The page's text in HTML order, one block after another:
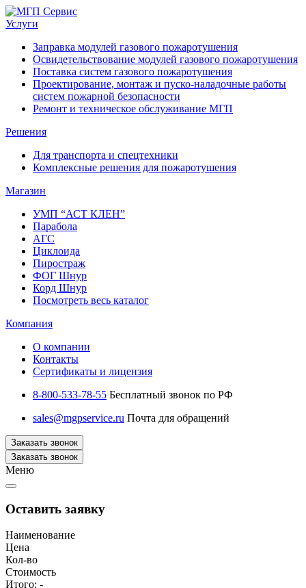
Услуги
Заправка модулей газового пожаротушения
Освидетельствование модулей газового пожаротушения
Поставка систем газового пожаротушения
Проектирование, монтаж и пуско-наладочные работы
систем пожарной безопасности
Ремонт и техническое обслуживание МГП
Решения
Для транспорта и спецтехники
Комплексные решения для пожаротушения
Магазин
УМП “АСТ КЛЕН”
Парабола
АГС
Циклоида
Пиростраж
ФОГ Шнур
Корд Шнур
Посмотреть весь каталог
Компания
О компании
Контакты
Сертификаты и лицензия
8-800-533-78-55 Бесплатный звонок по РФ
sales@mgpservice.ru Почта для обращений
Заказать звонок
Заказать звонок
Меню
Оставить заявку
Наименование
Цена
Кол-во
Стоимость
Итого: -